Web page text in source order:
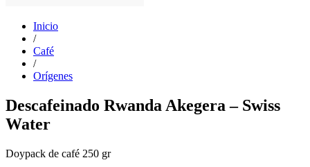
Inicio
/
Café
/
Orígenes
Descafeinado Rwanda Akegera – Swiss
Water
Doypack de café 250 gr